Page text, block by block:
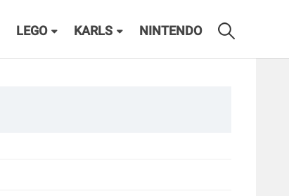
LEGO KARLS NINTENDO